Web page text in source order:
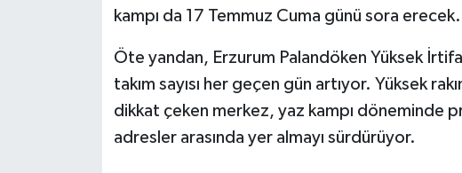
kampı da 17 Temmuz Cuma günü sora erecek.
Öte yandan, Erzurum Palandöken Yüksek
takım sayısı her geçen gün artıyor. Yüksek
dikkat çeken merkez, yaz kampı döneminde
adresler arasında yer almayı sürdürüyor.
SPOR HABERLERİ
TEKNOLOJİ